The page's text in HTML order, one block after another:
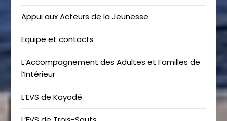
Appui aux Acteurs de la Jeunesse
Equipe et contacts
L’Accompagnement des Adultes et Familles de
l’Intérieur
L’EVS de Kayodé